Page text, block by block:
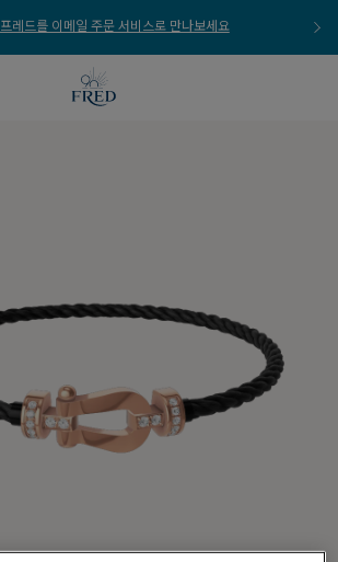
프레드를 이메일 주문 서비스로 만나보세요